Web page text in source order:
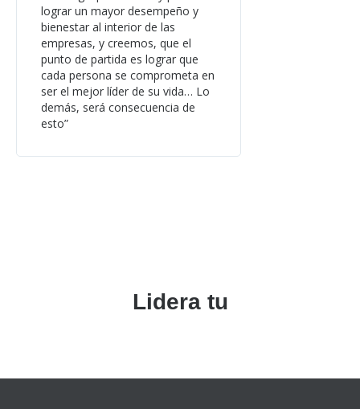
lograr un mayor desempeño y
bienestar al interior de las
empresas, y creemos, que el
punto de partida es lograr que
cada persona se comprometa en
ser el mejor líder de su vida… Lo
demás, será consecuencia de
esto”
Lidera tu